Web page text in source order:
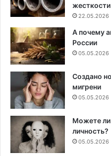
жесткости
22.05.2026
А почему
России
05.05.2026
Создано
мигрени
05.05.2026
Можете
личность?
05.05.2026